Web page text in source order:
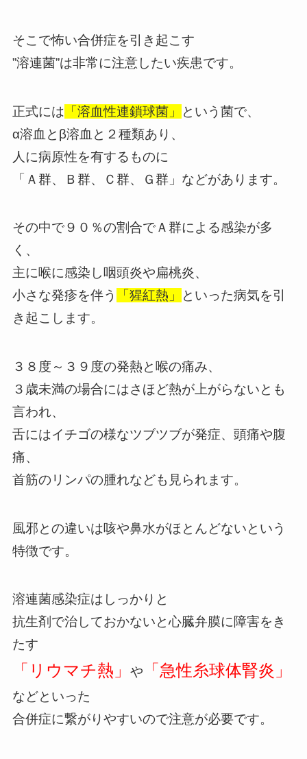
そこで怖い合併症を引き起こす
”溶連菌”は非常に注意したい疾患です。
正式には 「溶血性連鎖球菌」
という菌で、
α溶血とβ溶血と２種類あり、
人に病原性を有するものに
「Ａ群、Ｂ群、Ｃ群、Ｇ群」などがあります。
その中で９０％の割合でＡ群による感染が多
く、
主に喉に感染し咽頭炎や扁桃炎、
小さな発疹を伴う
「猩紅熱」
といった病気を引
き起こします。
３８度～３９度の発熱と喉の痛み、
３歳未満の場合にはさほど熱が上がらないとも
言われ、
舌にはイチゴの様なツブツブが発症、頭痛や腹
痛、
首筋のリンパの腫れなども見られます。
風邪との違いは咳や鼻水がほとんどないという
特徴です。
溶連菌感染症はしっかりと
抗生剤で治しておかないと心臓弁膜に障害をき
たす
「リウマチ熱」 や 「急性糸球体腎炎」
などといった
合併症に繋がりやすいので注意が必要です。